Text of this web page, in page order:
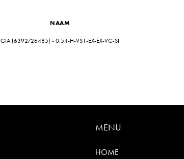
NAAM
GIA (6392726485) - 0.54-H-VS1-EX-EX-VG-ST
MENU
HOME